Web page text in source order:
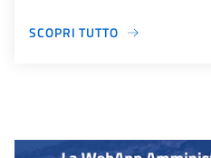
SCOPRI TUTTO